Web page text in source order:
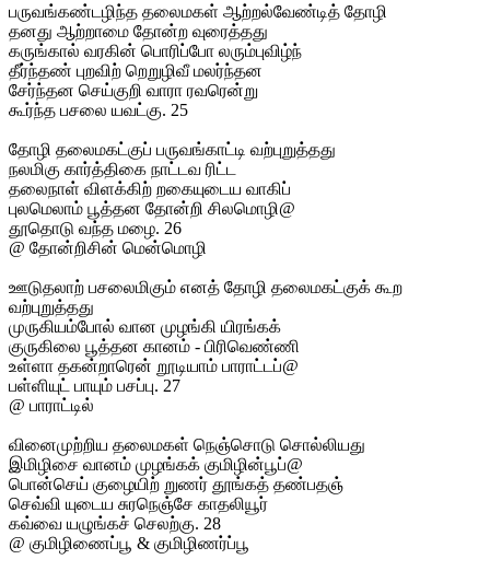
பருவங்கண்டழிந்த தலைமகள் ஆற்றல்வேண்டித் தோழி
தனது ஆற்றாமை தோன்ற வுரைத்தது
கருங்கால் வரகின் பொரிப்போ லரும்புவிழ்ந்
தீர்ந்தண் புறவிற் றெறுழிவீ மலர்ந்தன
சேர்ந்தன செய்குறி வாரா ரவரென்று
கூர்ந்த பசலை யவட்கு. 25
தோழி தலைமகட்குப் பருவங்காட்டி வற்புறுத்தது
நலமிகு கார்த்திகை நாட்டவ ரிட்ட
தலைநாள் விளக்கிற் றகையுடைய வாகிப்
புலமெலாம் பூத்தன தோன்றி சிலமொழி@
தூதொடு வந்த மழை. 26
@ தோன்றிசின் மென்மொழி
ஊடுதலாற் பசலைமிகும் எனத் தோழி தலைமகட்குக் கூற
வற்புறுத்தது
முருகியம்போல் வான முழங்கி யிரங்கக்
குருகிலை பூத்தன கானம் - பிரிவெண்ணி
உள்ளா தகன்றாரென் றூடியாம் பாராட்டப்@
பள்ளியுட் பாயும் பசப்பு. 27
@ பாராட்டில்
வினைமுற்றிய தலைமகள் நெஞ்சொடு சொல்லியது
இமிழிசை வானம் முழங்கக் குமிழின்பூப்@
பொன்செய் குழையிற் றுணர் தூங்கத் தண்பதஞ்
செவ்வி யுடைய சுரநெஞ்சே காதலியூர்
கவ்வை யழுங்கச் செலற்கு. 28
@ குமிழிணைப்பூ & குமிழிணர்ப்பூ